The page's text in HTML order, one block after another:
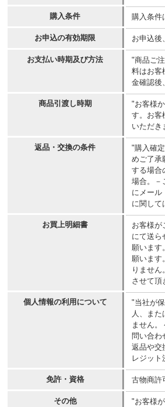
購入条件 購入条件
お申込の有効期限 お申込後
お支払い時期及び方法
"商品ご
料はお客
金確認後
商品引渡し時期
"お客様
す。お客
いただき
返品・交換の条件
"購入確
めご了承
する場合
場合。－
にメール
に関して
お買上明細書
お客様が
にて送ら
願います
願います
りませ
させて頂
個人情報の利用について
"当社が
人、ま
ません
問い合わ
返品や交
レジッ
免許・資格 古物商許
その他
"お客様